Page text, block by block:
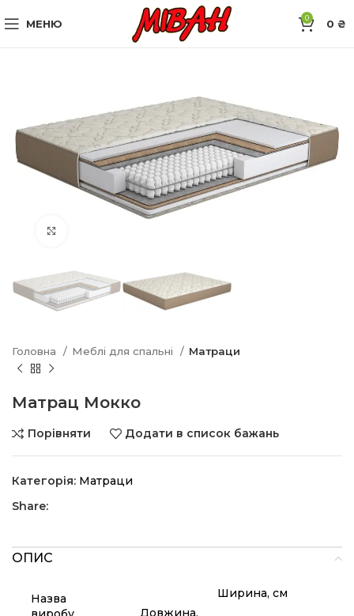
МЕНЮ 0 0 ₴
Головна Меблі для спальні Матраци
Матрац Мокко
Порівняти Додати в список бажань
Категорія: Матраци
Share:
ОПИС
Назва
Довжина,
Ширина, см